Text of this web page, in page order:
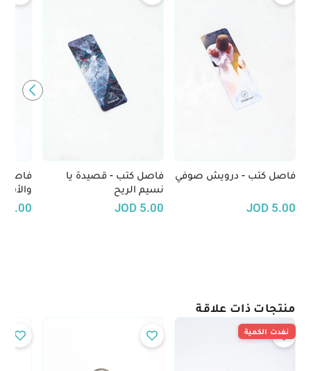
فاصل كتب - درويش صوفي
5.00
JOD
فاصل كتب - قصيدة يا
نسيم الريح
5.00
JOD
فاصل
3.00
منتجات ذات علاقة
نفدت الكمية